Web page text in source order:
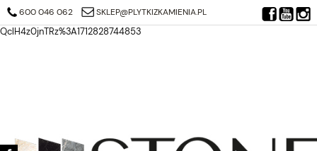
https://search.google.com/search-console/verification-download?
QclH4z0jnTRz%3A1712828744853
600 046 062 SKLEP@PLYTKIZKAMIENIA.PL